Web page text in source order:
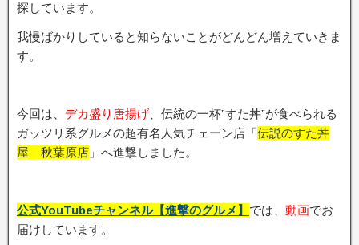
探しています。
我慢ばかりしていると知らないことがどんどん増えていきま
す。
今回は、 デカ盛り唐揚げ 、伝統の一杯”すた丼”が食べられる
ガッツリ系グルメの超有名人気チェーン店「伝説のすた丼
屋 秋葉原店 」へ進撃しました。
公式YouTubeチャンネル【進撃のグルメ】 では、 動画でお
届けしています。